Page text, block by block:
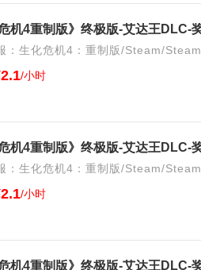
：生化危机4：重制版/Steam/Steam
/小时
：生化危机4：重制版/Steam/Steam
/小时